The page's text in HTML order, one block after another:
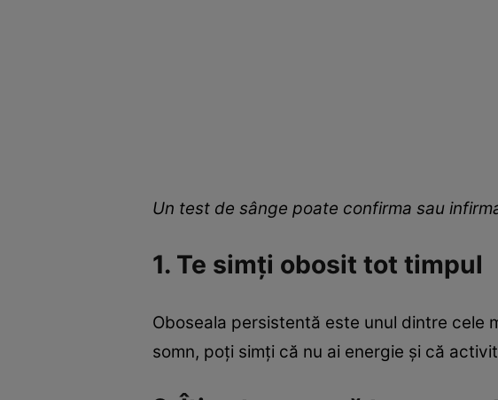
Un test de sânge poate confirma sau
1. Te simți obosit tot timpul
Oboseala persistentă este unul dintre cele
somn, poți simți că nu ai energie și că